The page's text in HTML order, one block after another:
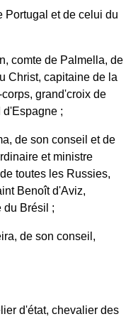
Portugal et de celui du
comte de Palmella, de
Christ, capitaine de la
grand'croix de
d'Espagne ;
de son conseil et de
et ministre
toutes les Russies,
Benoît d'Aviz,
du Brésil ;
de son conseil,
d'état, chevalier des